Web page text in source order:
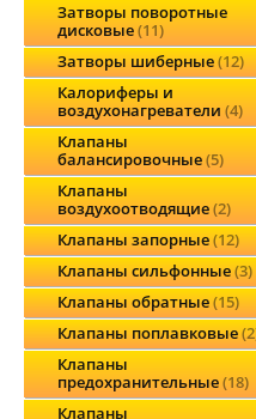
Затворы поворотные
дисковые 11
Затворы шиберные 12
Калориферы и
воздухонагреватели 4
Клапаны
балансировочные 5
Клапаны
воздухоотводящие 2
Клапаны запорные 12
Клапаны сильфонные 3
Клапаны обратные 15
Клапаны поплавковые 2
Клапаны
предохранительные 18
Клапаны